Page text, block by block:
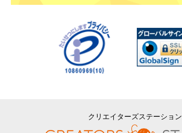
クリエイターズステーション